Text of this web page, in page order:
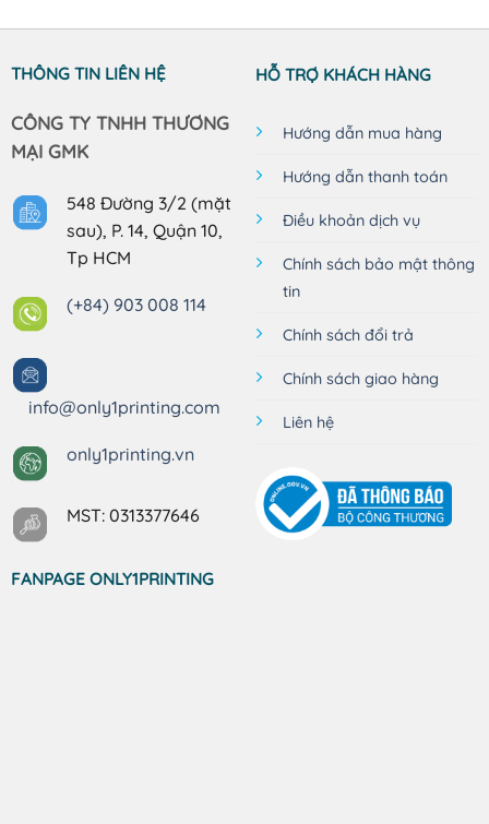
430.000₫ 410.000₫
THÔNG TIN LIÊN HỆ
CÔNG TY TNHH THƯƠNG
MẠI GMK
548 Đường 3/2 (mặt
sau), P. 14, Quận 10,
Tp HCM
(+84) 903 008 114
info@only1printing.com
only1printing.vn
MST: 0313377646
HỖ TRỢ KHÁCH HÀNG
Hướng dẫn mua hàng
Hướng dẫn thanh toán
Điều khoản dịch vụ
Chính sách bảo mật thông
tin
Chính sách đổi trả
Chính sách giao hàng
Liên hệ
FANPAGE ONLY1PRINTING